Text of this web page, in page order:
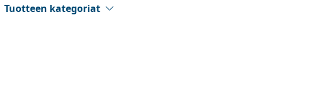
Tuotteen kategoriat